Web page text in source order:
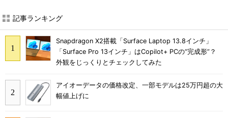
記事ランキング
Snapdragon X2搭載「Surface Laptop 13.8インチ」
「Surface Pro 13インチ」はCopilot+ PCの“完成形”？
外観をじっくりとチェックしてみた
アイオーデータの価格改定、一部モデルは25万円超の大
幅値上げに